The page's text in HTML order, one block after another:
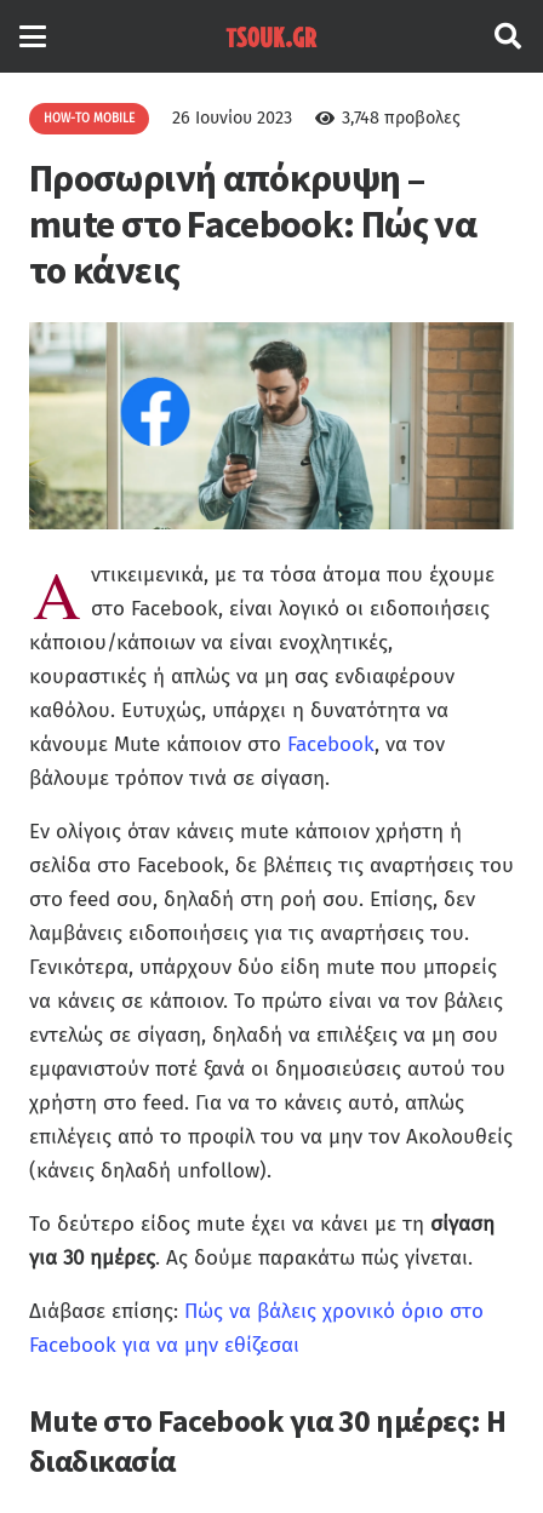
HOW-TO MOBILE 26 Ιουνίου 2023 3,748 προβολες
Προσωρινή απόκρυψη –
mute στο Facebook: Πώς να
το κάνεις
Α ντικειμενικά, με τα τόσα άτομα που έχουμε
στο Facebook, είναι λογικό οι ειδοποιήσεις
κάποιου/κάποιων να είναι ενοχλητικές,
κουραστικές ή απλώς να μη σας ενδιαφέρουν
καθόλου. Ευτυχώς, υπάρχει η δυνατότητα να
κάνουμε Mute κάποιον στο Facebook, να τον
βάλουμε τρόπον τινά σε σίγαση.
Εν ολίγοις όταν κάνεις mute κάποιον χρήστη ή
σελίδα στο Facebook, δε βλέπεις τις αναρτήσεις του
στο feed σου, δηλαδή στη ροή σου. Επίσης, δεν
λαμβάνεις ειδοποιήσεις για τις αναρτήσεις του.
Γενικότερα, υπάρχουν δύο είδη mute που μπορείς
να κάνεις σε κάποιον. Το πρώτο είναι να τον βάλεις
εντελώς σε σίγαση, δηλαδή να επιλέξεις να μη σου
εμφανιστούν ποτέ ξανά οι δημοσιεύσεις αυτού του
χρήστη στο feed. Για να το κάνεις αυτό, απλώς
επιλέγεις από το προφίλ του να μην τον Ακολουθείς
(κάνεις δηλαδή unfollow).
Το δεύτερο είδος mute έχει να κάνει με τη σίγαση
για 30 ημέρες. Ας δούμε παρακάτω πώς γίνεται.
Διάβασε επίσης: Πώς να βάλεις χρονικό όριο στο
Facebook για να μην εθίζεσαι
Mute στο Facebook για 30 ημέρες: Η
διαδικασία